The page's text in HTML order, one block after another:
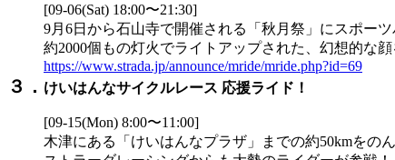
[09-06(Sat) 18:00〜21:30]
9月6日から石山寺で開催される「秋月祭」にスポー
約2000個もの灯火でライトアップされた、幻想的な
https://www.strada.jp/announce/mride/mride.php?id=69
３． けいはんなサイクルレース 応援ライド！
[09-15(Mon) 8:00〜11:00]
木津にある「けいはんなプラザ」までの約50kmをの